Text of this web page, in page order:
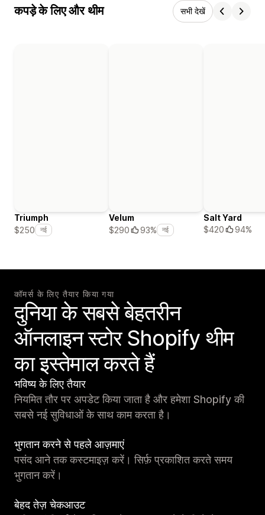
कपड़े के लिए और थीम सभी देखें
Triumph
$250
नई
Velum
$290
93% नई
Salt Yard
$420
94%
कॉमर्स के लिए तैयार किया गया
दुनिया के सबसे बेहतरीन
ऑनलाइन स्टोर Shopify थीम
का इस्तेमाल करते हैं
भविष्य के लिए तैयार
नियमित तौर पर अपडेट किया जाता है और हमेशा Shopify की
सबसे नई सुविधाओं के साथ काम करता है।
भुगतान करने से पहले आज़माएं
पसंद आने तक कस्टमाइज़ करें। सिर्फ़ प्रकाशित करते समय
भुगतान करें।
बेहद तेज़ चेकआउट